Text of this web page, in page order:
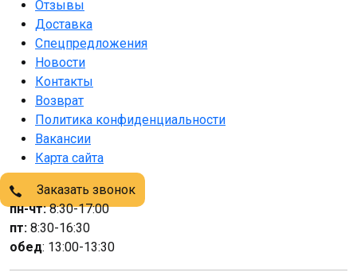
Отзывы
Доставка
Спецпредложения
Новости
Контакты
Возврат
Политика конфиденциальности
Вакансии
Карта сайта
Заказать звонок
пн-чт:8:30-17:00
пт: 8:30-16:30
обед: 13:00-13:30